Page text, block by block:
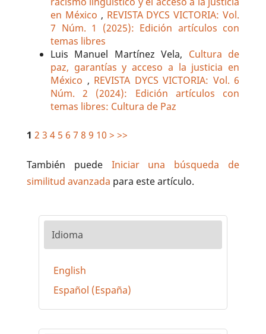
en México , REVISTA DYCS VICTORIA: Vol.
7 Núm. 1 (2025): Edición artículos con
temas libres
Luis Manuel Martínez Vela, Cultura de
paz, garantías y acceso a la justicia en
México , REVISTA DYCS VICTORIA: Vol. 6
Núm. 2 (2024): Edición artículos con
temas libres: Cultura de Paz
1 2 3 4 5 6 7 8 9 10 > >>
También puede Iniciar una búsqueda de
similitud avanzada para este artículo.
Idioma
English
Español (España)